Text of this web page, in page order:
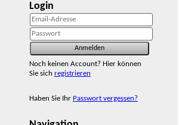
Login
Noch keinen Account? Hier können
Sie sich registrieren
Haben Sie Ihr Passwort vergessen?